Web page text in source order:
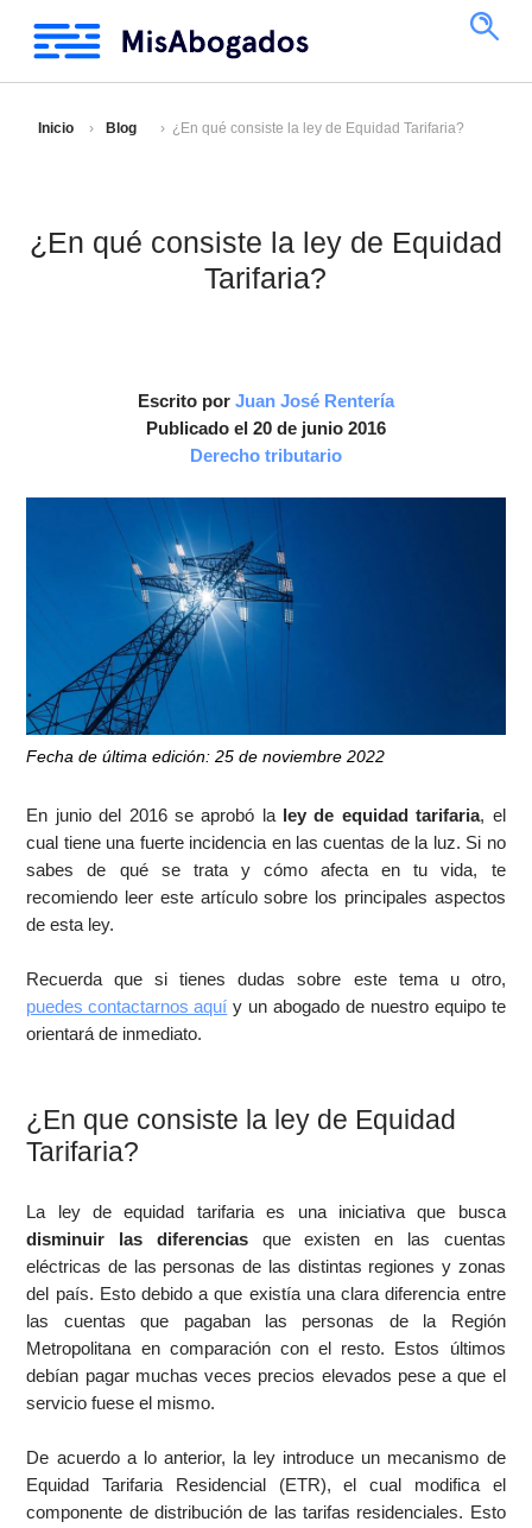
Inicio Blog ¿En qué consiste la ley de Equidad Tarifaria?
¿En qué consiste la ley de Equidad
Tarifaria?
Escrito por Juan José Rentería
Publicado el 20 de junio 2016
Derecho tributario
Fecha de última edición: 25 de noviembre 2022
En junio del 2016 se aprobó la ley de equidad tarifaria, el
cual tiene una fuerte incidencia en las cuentas de la luz. Si no
sabes de qué se trata y cómo afecta en tu vida, te
recomiendo leer este artículo sobre los principales aspectos
de esta ley.
Recuerda que si tienes dudas sobre este tema u otro,
puedes contactarnos aquí y un abogado de nuestro equipo te
orientará de inmediato.
¿En que consiste la ley de Equidad
Tarifaria?
La ley de equidad tarifaria es una iniciativa que busca
disminuir las diferenciasque existen en las cuentas
eléctricas de las personas de las distintas regiones y zonas
del país. Esto debido a que existía una clara diferencia entre
las cuentas que pagaban las personas de la Región
Metropolitana en comparación con el resto. Estos últimos
debían pagar muchas veces precios elevados pese a que el
servicio fuese el mismo.
De acuerdo a lo anterior, la ley introduce un mecanismo de
Equidad Tarifaria Residencial (ETR), el cual modifica el
componente de distribución de las tarifas residenciales. Esto